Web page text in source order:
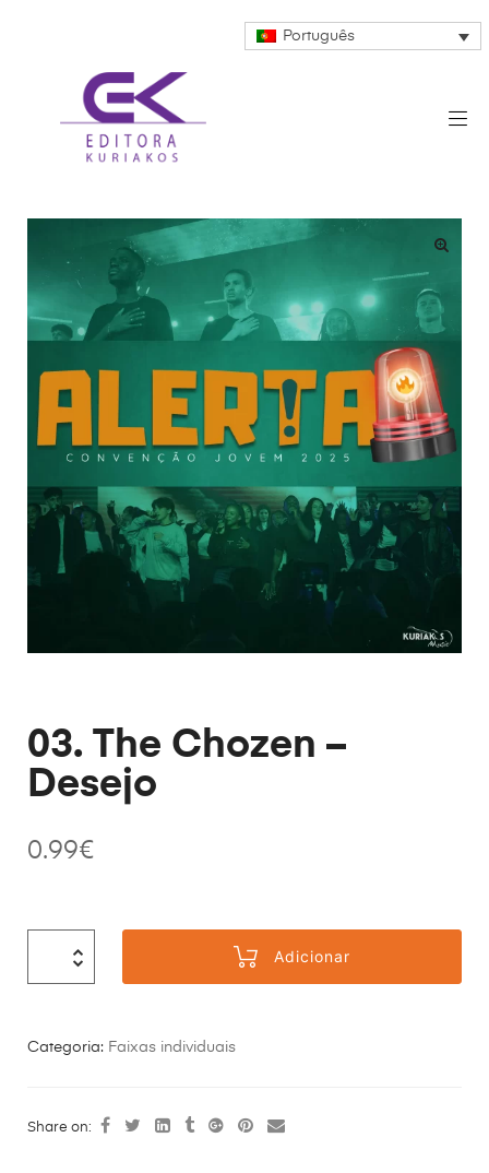
Português
03. The Chozen –
Desejo
0.99€
Adicionar
Categoria: Faixas individuais
Share on: